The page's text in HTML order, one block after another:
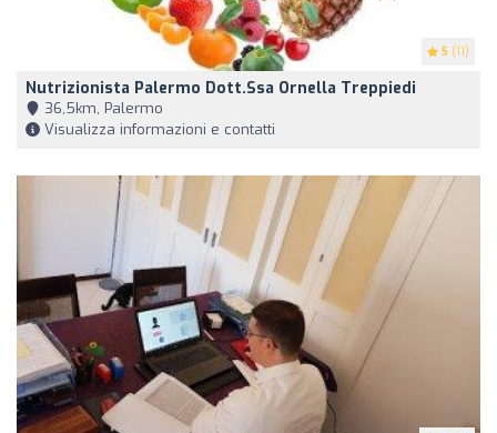
5 (11)
Nutrizionista Palermo Dott.ssa Ornella Treppiedi
36,5km, Palermo
Visualizza informazioni e contatti